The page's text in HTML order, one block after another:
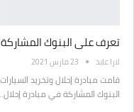
تعرف على البنوك المشاركة
لارا عابد 23 مارس 2021
قامت مبادرة إحلال وتخريد
البنوك المشاركة في مبادرة